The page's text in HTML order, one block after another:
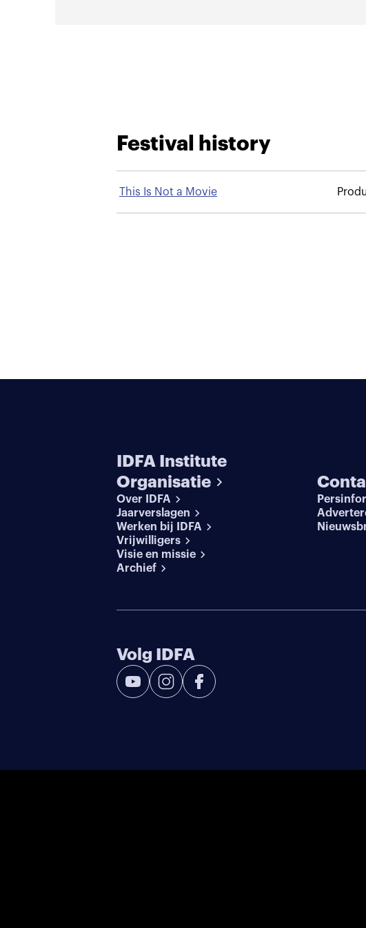
Festival history
This Is Not a Movie
IDFA Institute
Organisatie
Over IDFA
Jaarverslagen
Werken bij IDFA
Vrijwilligers
Visie en missie
Archief
Volg IDFA